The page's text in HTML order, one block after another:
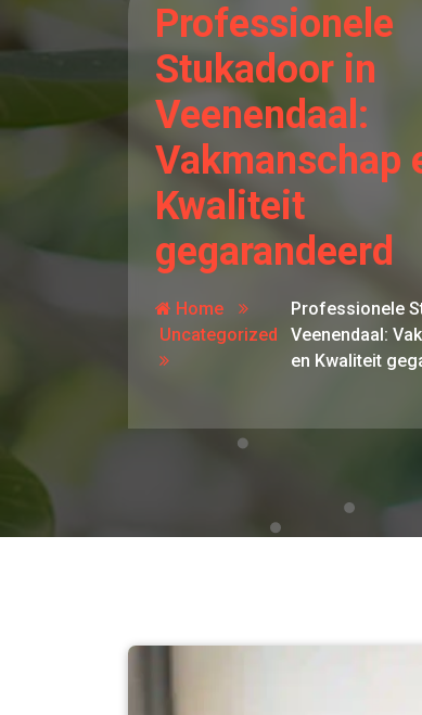
Professionele
Stukadoor in
Veenendaal:
Vakmanschap
Kwaliteit
gegarandeerd
Home
Uncategorized
Professionele
Veenendaal:
en Kwaliteit